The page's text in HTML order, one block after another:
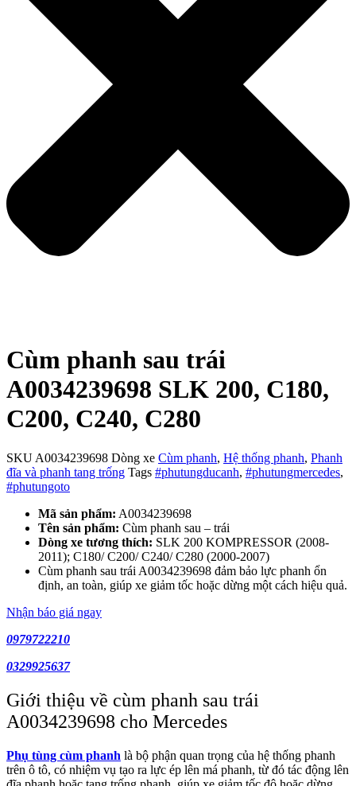
Cùm phanh sau trái
A0034239698 SLK 200, C180,
C200, C240, C280
SKU A0034239698 Dòng xe Cùm phanh, Hệ thống phanh, Phanh
đĩa và phanh tang trống Tags #phutungducanh, #phutungmercedes,
#phutungoto
Mã sản phẩm: A0034239698
Tên sản phẩm: Cùm phanh sau – trái
Dòng xe tương thích: SLK 200 KOMPRESSOR (2008-
2011); C180/ C200/ C240/ C280 (2000-2007)
Cùm phanh sau trái A0034239698 đảm bảo lực phanh ổn
định, an toàn, giúp xe giảm tốc hoặc dừng một cách hiệu quả.
Nhận báo giá ngay
0979722210
0329925637
Giới thiệu về cùm phanh sau trái
A0034239698 cho Mercedes
Phụ tùng cùm phanh là bộ phận quan trọng của hệ thống phanh
trên ô tô, có nhiệm vụ tạo ra lực ép lên má phanh, từ đó tác động lên